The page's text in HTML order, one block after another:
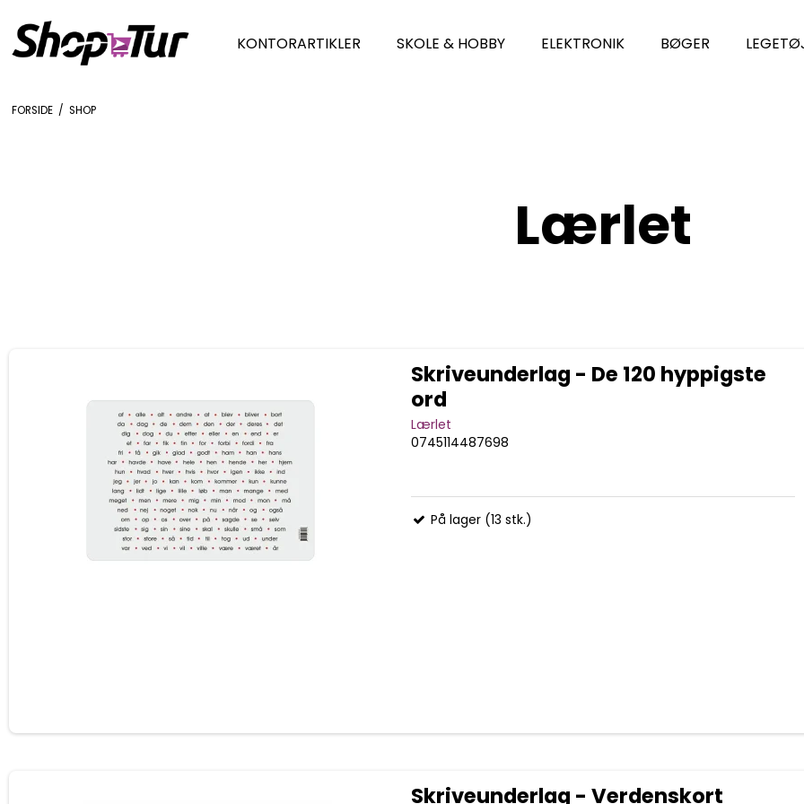
KONTORARTIKLER SKOLE & HOBBY ELEKTRONIK BØGER
FORSIDE / SHOP
Lærlet
Skriveunderlag - De 120 hyppigste
ord
Lærlet
0745114487698
På lager (13 stk.)
Skriveunderlag - Verdenskort